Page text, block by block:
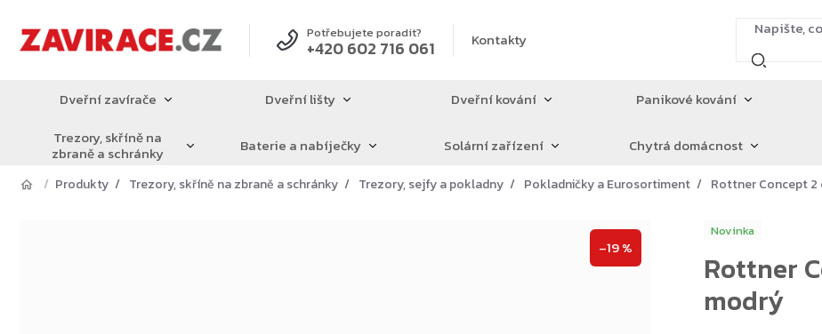
obsah
Potřebujete poradit?
+420 602 716 061 Kontakty
Dveřní zavírače Dveřní lišty Dveřní kování Panikové kování
Trezory, skříně na
zbraně a schránky Baterie a nabíječky Solární zařízení Chytrá domácnost
Produkty Trezory, skříně na zbraně a schránky Trezory, sejfy a pokladny Pokladničky a Eurosortiment Rottner Concept
Novinka
Rottner
modrý
–19 %